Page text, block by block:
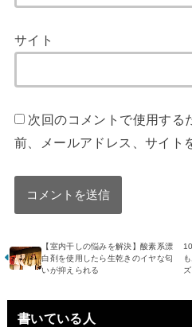
サイト
次回のコメントで使用する
前、メールアドレス、サイト
【室内干しの悩みを解決】酸素系漂
白剤を使用したら生乾きのイヤな匂
いが抑えられる
書いている人